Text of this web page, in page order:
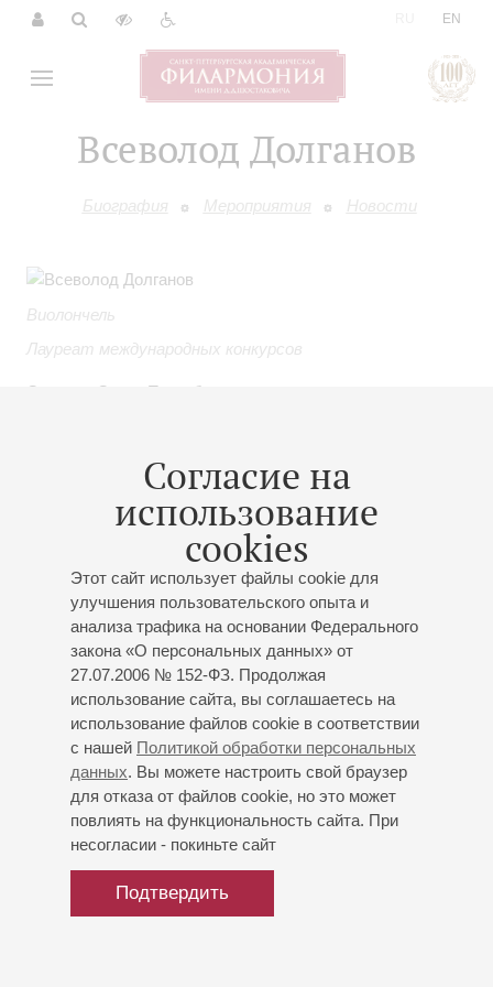
EN
Всеволод Долганов
Биография Мероприятия Новости
Согласие на
использование
cookies
Этот сайт использует файлы cookie для
улучшения пользовательского опыта и
анализа трафика на основании Федерального
закона «О персональных данных» от
27.07.2006 № 152-ФЗ. Продолжая
использование сайта, вы соглашаетесь на
использование файлов cookie в соответствии
с нашей Политикой обработки персональных
данных. Вы можете настроить свой браузер
для отказа от файлов cookie, но это может
повлиять на функциональность сайта. При
несогласии - покиньте сайт
Подтвердить
Виолончель
Лауреат международных конкурсов
Окончил Санкт-Петербургскую государственную
профессора А.З.Массарского).
Как солист выступал с такими оркестрами, как Санкт-
Петербургский государственный симфонический оркестр
«Классика», Симфонический оркестр Государственной
академической капеллы, Санкт-Петербургский
государственный академический симфонический
оркестр, оркестр Санкт-Петербургской консерватории, St.
Petersburg Chamber Philharmonic. Постоянный участник
различных фестивалей, проводящихся в Петербурге.
В настоящее время – артист Михайловского театра и
преподаватель училища им. М.П.Мусоргского.
ноябрь 2024